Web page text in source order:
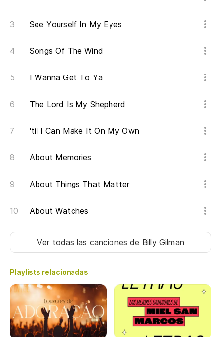
See Yourself In My Eyes
Songs Of The Wind
I Wanna Get To Ya
The Lord Is My Shepherd
'til I Can Make It On My Own
About Memories
About Things That Matter
About Watches
Ver todas las cancionesde Billy Gilman
Playlists relacionadas